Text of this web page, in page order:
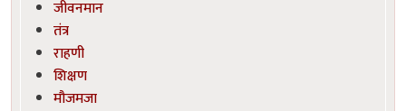
जीवनमान
तंत्र
राहणी
शिक्षण
मौजमजा